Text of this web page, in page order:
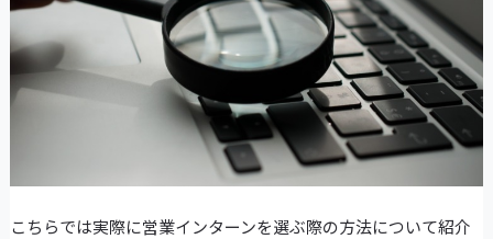
こちらでは実際に営業インターンを選ぶ際の方法について紹介